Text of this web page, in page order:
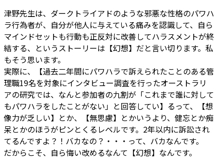
津野先生は、ダークトライアドのような邪悪な性格のパワハ
ラ行為者が、自分が他人に与えている痛みを認識して、自ら
マインドセットも行動も正反対に改善してハラスメントが終
結する、というストーリーは【幻想】だと言い切ります。私
もそう思います。
実際に、【過去二年間にパワハラで訴えられたことのある管
理職19名を対象にインタビュー調査を行ったオーストラリ
アの研究では、なんと参加者の九割が「これまで誰に対して
もパワハラをしたことがない」と回答してい】るって、【想
像力が乏しい】とか、【無思慮】とかいうより、健忘とか痴
呆とかのほうがピンとくるレベルです。2年以内に訴訟され
てるんですよ？！バカなの？・・・って、バカなんです。
だからこそ、自ら悔い改めるなんて【幻想】なんです。